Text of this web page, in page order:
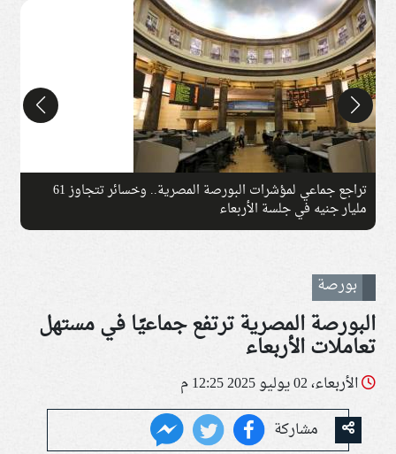
تراجع جماعي لمؤشرات البورصة المصرية.. وخسائر تتجاوز 61
مليار جنيه في جلسة الأربعاء
بورصة
البورصة المصرية ترتفع جماعيًا في مستهل
تعاملات الأربعاء
الأربعاء، 02 يوليو 2025 12:25 م
مشاركة